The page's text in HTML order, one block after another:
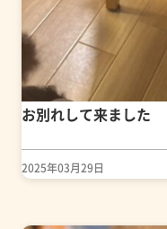
お別れして来ました
2025年03月29日